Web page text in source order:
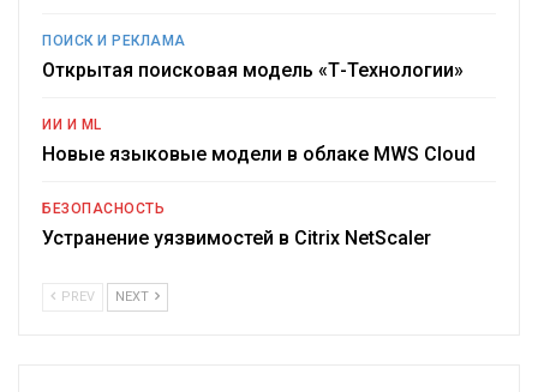
ПОИСК И РЕКЛАМА
Открытая поисковая модель «Т-Технологии»
ИИ И ML
Новые языковые модели в облаке MWS Cloud
БЕЗОПАСНОСТЬ
Устранение уязвимостей в Citrix NetScaler
PREV NEXT